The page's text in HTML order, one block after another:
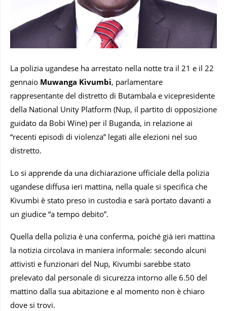
La polizia ugandese ha arrestato nella notte tra il 21 e il 22
gennaio Muwanga Kivumbi, parlamentare
rappresentante del distretto di Butambala e vicepresidente
della National Unity Platform (Nup, il partito di opposizione
guidato da Bobi Wine) per il Buganda, in relazione ai
“recenti episodi di violenza” legati alle elezioni nel suo
distretto.
Lo si apprende da una dichiarazione ufficiale della polizia
ugandese diffusa ieri mattina, nella quale si specifica che
Kivumbi è stato preso in custodia e sarà portato davanti a
un giudice “a tempo debito”.
Quella della polizia è una conferma, poiché già ieri mattina
la notizia circolava in maniera informale: secondo alcuni
attivisti e funzionari del Nup, Kivumbi sarebbe stato
prelevato dal personale di sicurezza intorno alle 6.50 del
mattino dalla sua abitazione e al momento non è chiaro
dove si trovi.